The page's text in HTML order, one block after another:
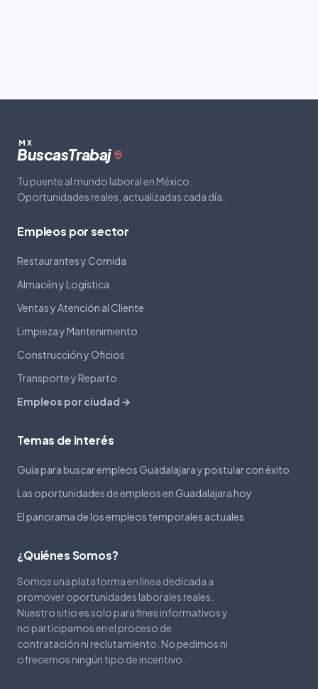
MX
BuscasTrabaj
Tu puente al mundo laboral en México.
Oportunidades reales, actualizadas cada día.
Empleos por sector
Restaurantes y Comida
Almacén y Logística
Ventas y Atención al Cliente
Limpieza y Mantenimiento
Construcción y Oficios
Transporte y Reparto
Empleos por ciudad →
Temas de interés
Guía para buscar empleos Guadalajara y postular con éxito
Las oportunidades de empleos en Guadalajara hoy
El panorama de los empleos temporales actuales
¿Quiénes Somos?
Somos una plataforma en línea dedicada a
promover oportunidades laborales reales.
Nuestro sitio es solo para fines informativos y
no participamos en el proceso de
contratación ni reclutamiento. No pedimos ni
ofrecemos ningún tipo de incentivo.